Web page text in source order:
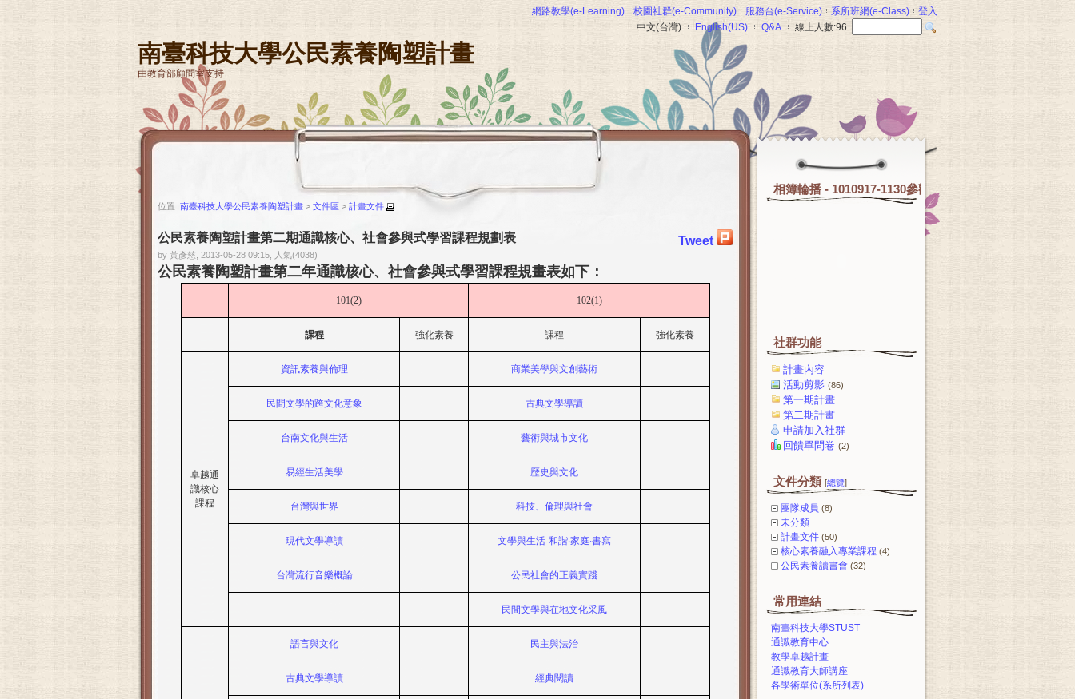
網路教學(e-Learning) 校園社群(e-Community) 服務台(e-Service) 系所班網(e-Class)
登入
中文(台灣)
English(US) Q&A 線上人數:96
南臺科技大學公民素養陶塑計畫
由教育部顧問室支持
相簿輪播 - 1010917-1130參觀圖書館
社群功能
計畫內容
活動剪影 (86)
第一期計畫
第二期計畫
申請加入社群
回饋單問卷 (2)
文件分類 [總覽]
團隊成員 (8)
未分類
計畫文件 (50)
核心素養融入專業課程 (4)
公民素養讀書會 (32)
常用連結
南臺科技大學STUST
通識教育中心
教學卓越計畫
通識教育大師講座
各學術單位(系所列表)
位置: 南臺科技大學公民素養陶塑計畫 > 文件區 > 計畫文件
公民素養陶塑計畫第二期通識核心、社會參與式學習課程規劃表 Tweet
by 黃彥慈, 2013-05-28 09:15, 人氣(4038)
公民素養陶塑計畫第二年通識核心、社會參與式學習課程規畫表如下：
101(2) 102(1)
課程 強化素養 課程 強化素養
卓越通
識核心
課程
資訊素養與倫理 商業美學與文創藝術
民間文學的跨文化意象 古典文學導讀
台南文化與生活 藝術與城市文化
易經生活美學 歷史與文化
台灣與世界 科技、倫理與社會
現代文學導讀 文學與生活-和諧‧家庭‧書寫
台灣流行音樂概論 公民社會的正義實踐
民間文學與在地文化采風
語言與文化 民主與法治
古典文學導讀 經典閱讀